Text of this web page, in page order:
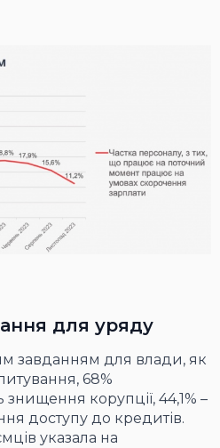
для уряду
завданням для влади, як
68%
корупції, 44,1% –
доступу до кредитів.
указала на